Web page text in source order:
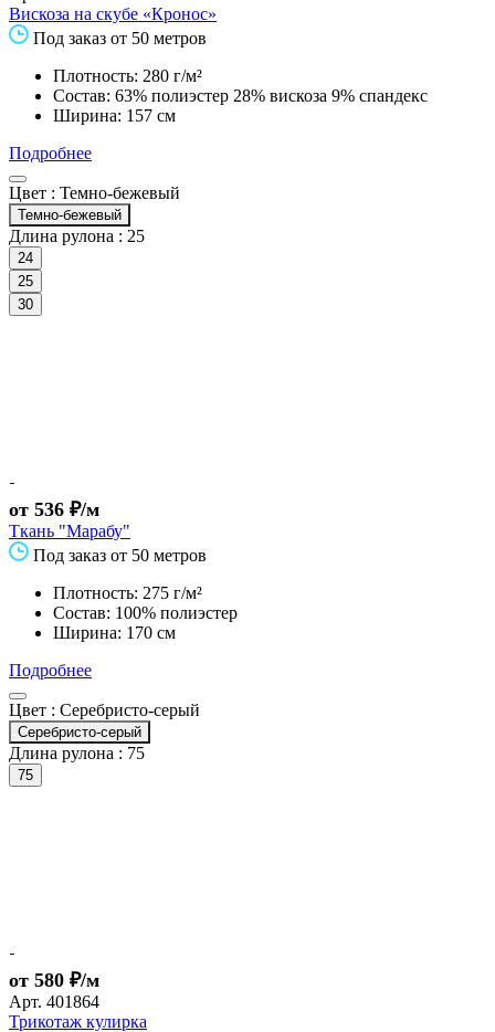
Вискоза на скубе «Кронос»
Под заказ от 50 метров
Плотность: 280 г/м²
Состав: 63% полиэстер 28% вискоза 9% спандекс
Ширина: 157 см
Подробнее
Цвет : Темно-бежевый
Темно-бежевый
Длина рулона : 25
24
25
30
от 536 ₽/м
Ткань "Марабу"
Под заказ от 50 метров
Плотность: 275 г/м²
Состав: 100% полиэстер
Ширина: 170 см
Подробнее
Цвет : Серебристо-серый
Серебристо-серый
Длина рулона : 75
75
от 580 ₽/м
Арт. 401864
Трикотаж кулирка